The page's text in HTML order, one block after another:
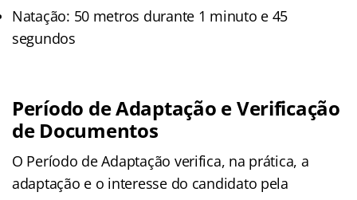
Natação: 50 metros durante 1 minuto e 45
segundos
Período de Adaptação e Verificação
de Documentos
O Período de Adaptação verifica, na prática, a
adaptação e o interesse do candidato pela